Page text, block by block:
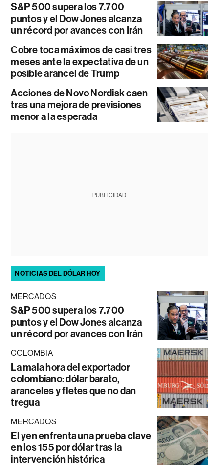
S&P 500 supera los 7.700
puntos y el Dow Jones alcanza
un récord por avances con Irán
Cobre toca máximos de casi tres
meses ante la expectativa de un
posible arancel de Trump
Acciones de Novo Nordisk caen
tras una mejora de previsiones
menor a la esperada
PUBLICIDAD
NOTICIAS DEL DÓLAR HOY
MERCADOS
S&P 500 supera los 7.700
puntos y el Dow Jones alcanza
un récord por avances con Irán
COLOMBIA
La mala hora del exportador
colombiano: dólar barato,
aranceles y fletes que no dan
tregua
MERCADOS
El yen enfrenta una prueba clave
en los 155 por dólar tras la
intervención histórica